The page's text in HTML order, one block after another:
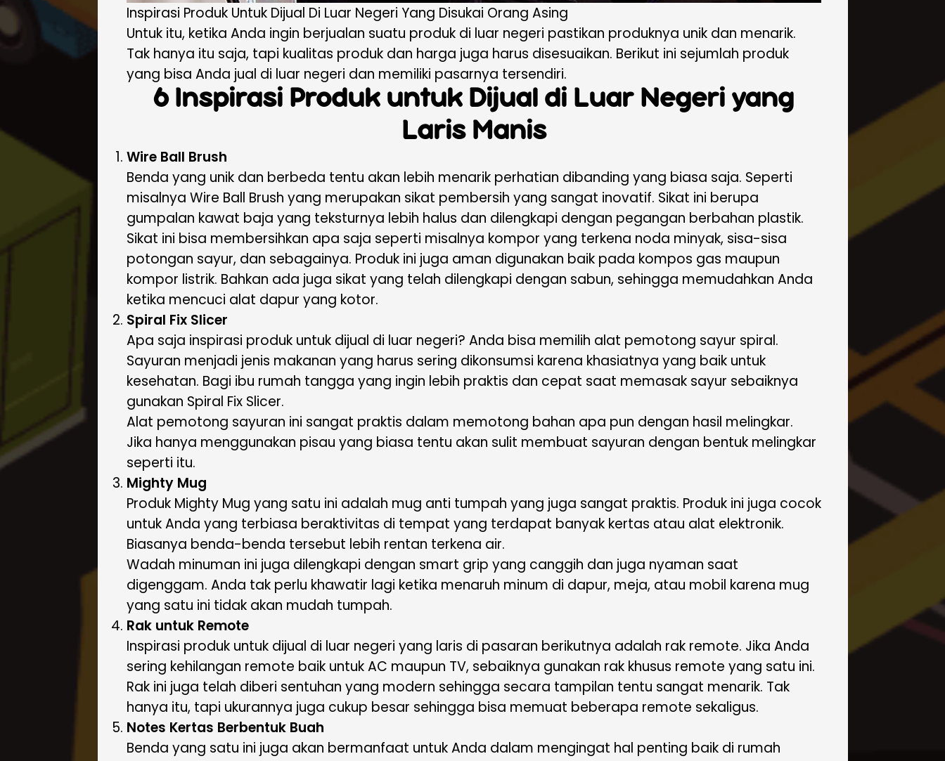
Inspirasi Produk Untuk Dijual Di Luar Negeri Yang Disukai Orang Asing
Untuk itu, ketika Anda ingin berjualan suatu produk di luar negeri pastikan produknya unik dan menarik.
Tak hanya itu saja, tapi kualitas produk dan harga juga harus disesuaikan. Berikut ini sejumlah produk
yang bisa Anda jual di luar negeri dan memiliki pasarnya tersendiri.
6 Inspirasi Produk untuk Dijual di Luar Negeri yang
Laris Manis
Wire Ball Brush
Benda yang unik dan berbeda tentu akan lebih menarik perhatian dibanding yang biasa saja. Seperti
misalnya Wire Ball Brush yang merupakan sikat pembersih yang sangat inovatif. Sikat ini berupa
gumpalan kawat baja yang teksturnya lebih halus dan dilengkapi dengan pegangan berbahan plastik.
Sikat ini bisa membersihkan apa saja seperti misalnya kompor yang terkena noda minyak, sisa-sisa
potongan sayur, dan sebagainya. Produk ini juga aman digunakan baik pada kompos gas maupun
kompor listrik. Bahkan ada juga sikat yang telah dilengkapi dengan sabun, sehingga memudahkan Anda
ketika mencuci alat dapur yang kotor.
Spiral Fix Slicer
Apa saja inspirasi produk untuk dijual di luar negeri? Anda bisa memilih alat pemotong sayur spiral.
Sayuran menjadi jenis makanan yang harus sering dikonsumsi karena khasiatnya yang baik untuk
kesehatan. Bagi ibu rumah tangga yang ingin lebih praktis dan cepat saat memasak sayur sebaiknya
gunakan Spiral Fix Slicer.
Alat pemotong sayuran ini sangat praktis dalam memotong bahan apa pun dengan hasil melingkar.
Jika hanya menggunakan pisau yang biasa tentu akan sulit membuat sayuran dengan bentuk melingkar
seperti itu.
Mighty Mug
Produk Mighty Mug yang satu ini adalah mug anti tumpah yang juga sangat praktis. Produk ini juga cocok
untuk Anda yang terbiasa beraktivitas di tempat yang terdapat banyak kertas atau alat elektronik.
Biasanya benda-benda tersebut lebih rentan terkena air.
Wadah minuman ini juga dilengkapi dengan smart grip yang canggih dan juga nyaman saat
digenggam. Anda tak perlu khawatir lagi ketika menaruh minum di dapur, meja, atau mobil karena mug
yang satu ini tidak akan mudah tumpah.
Rak untuk Remote
Inspirasi produk untuk dijual di luar negeri yang laris di pasaran berikutnya adalah rak remote. Jika Anda
sering kehilangan remote baik untuk AC maupun TV, sebaiknya gunakan rak khusus remote yang satu ini.
Rak ini juga telah diberi sentuhan yang modern sehingga secara tampilan tentu sangat menarik. Tak
hanya itu, tapi ukurannya juga cukup besar sehingga bisa memuat beberapa remote sekaligus.
Notes Kertas Berbentuk Buah
Benda yang satu ini juga akan bermanfaat untuk Anda dalam mengingat hal penting baik di rumah